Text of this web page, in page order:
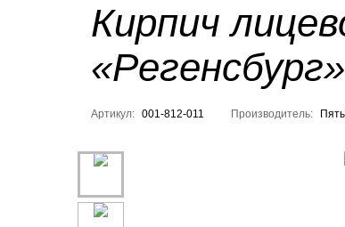
Кирпич
Артикул: 001-812-011 Производитель: